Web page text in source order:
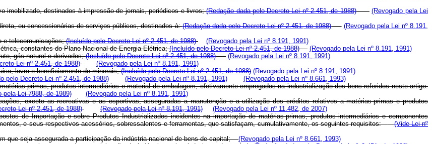
imobilizado, destinados à impressão de jornais, periódicos e livros;(Redação dada pelo Decreto-Lei nº 2.451, de 1988)
(Revogado pela Lei
ou concessionárias de serviços públicos, destinados à:(Redação dada pelo Decreto-Lei nº 2.451, de 1988)
(Revogado pela Lei nº 8.191,
e telecomunicações;(Incluído pelo Decreto-Lei nº 2.451, de 1988)
(Revogado pela Lei nº 8.191, 1991)
constantes do Plano Nacional de Energia Elétrica;(Incluído pelo Decreto-Lei nº 2.451, de 1988)
(Revogado pela Lei nº 8.191, 1991)
gás natural e derivados;(Incluído pelo Decreto-Lei nº 2.451, de 1988)
(Revogado pela Lei nº 8.191, 1991)
Lei nº 2.451, de 1988)
(Revogado pela Lei nº 8.191, 1991)
lavra e beneficiamento de minerais;(Incluído pelo Decreto-Lei nº 2.451, de 1988) (Revogado pela Lei nº 8.191, 1991)
pelo Decreto-Lei nº 2.451, de 1988) (Revogado pela Lei nº 8.191, 1991)
(Revogado pela Lei nº 8.661, 1993)
primas, produtos intermediários e material de embalagem, efetivamente empregados na industrialização dos bens referidos neste artigo.
pela Lei 7988, de 1989)
(Revogado pela Lei nº 8.191, 1991)
exceto as recreativas e as esportivas, asseguradas a manutenção e a utilização dos créditos relativos a matérias-primas e produtos
Lei nº 2.451, de 1988) (Revogado pela Lei nº 8.191, 1991)
(Revogado pela Lei nº 11.482, de 2007)
de Importação e sobre Produtos Industrializados incidentes na importação de matérias-primas, produtos intermediários e componentes
e seus respectivos acessórios, sobressalentes e ferramentas, que satisfaçam, cumulativamente, os seguintes requisitos:
(Vide Lei nº
que seja assegurada a participação da indústria nacional de bens de capital;(Revogado pela Lei nº 8.661, 1993)